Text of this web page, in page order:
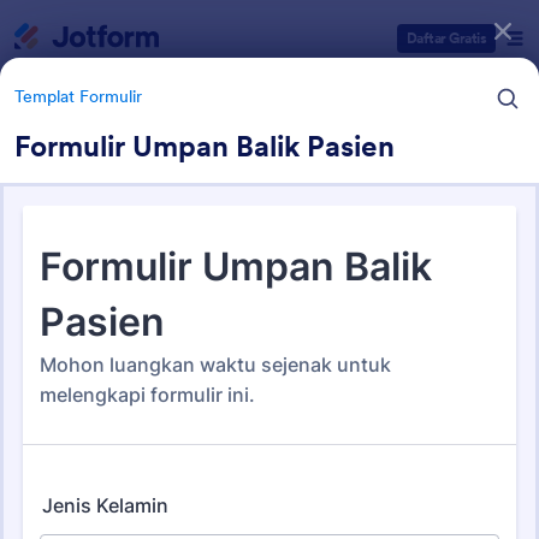
Daftar Gratis
Templat Formulir
Formulir Umpan Balik Pasien
Templat Formulir
Template Survei
Kategori Templat Formulir